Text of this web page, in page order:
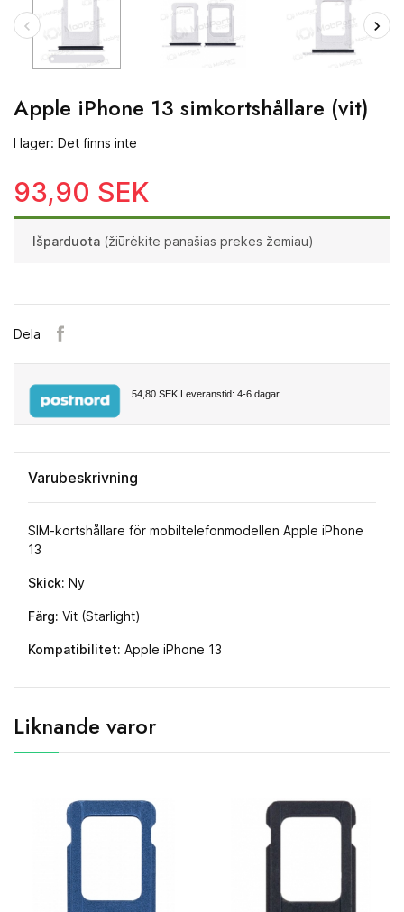
Apple iPhone 13 simkortshållare (vit)
I lager: Det finns inte
93,90 SEK
Išparduota (žiūrėkite panašias prekes žemiau)
Dela
54,80 SEK Leveranstid: 4-6 dagar
Varubeskrivning
SIM-kortshållare för mobiltelefonmodellen Apple iPhone
13
Skick: Ny
Färg: Vit (Starlight)
Kompatibilitet: Apple iPhone 13
Liknande varor